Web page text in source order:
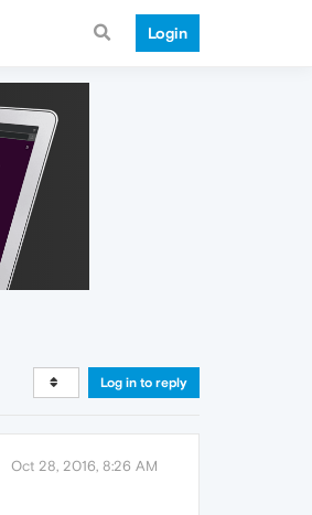
Login
Log in to reply
Oct 28, 2016, 8:26 AM